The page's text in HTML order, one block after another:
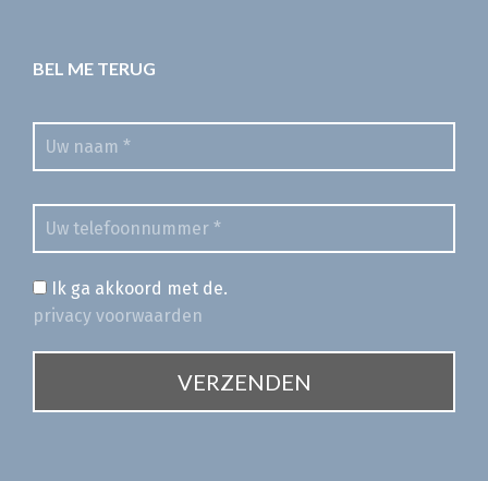
BEL ME TERUG
Ik ga akkoord met de.
privacy voorwaarden